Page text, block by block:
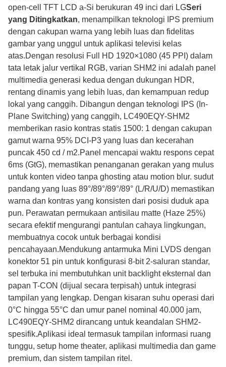
open-cell TFT LCD a-Si berukuran 49 inci dari LGSeri
yang Ditingkatkan, menampilkan teknologi IPS premium
dengan cakupan warna yang lebih luas dan fidelitas
gambar yang unggul untuk aplikasi televisi kelas
atas.Dengan resolusi Full HD 1920×1080 (45 PPI) dalam
tata letak jalur vertikal RGB, varian SHM2 ini adalah panel
multimedia generasi kedua dengan dukungan HDR,
rentang dinamis yang lebih luas, dan kemampuan redup
lokal yang canggih. Dibangun dengan teknologi IPS (In-
Plane Switching) yang canggih, LC490EQY-SHM2
memberikan rasio kontras statis 1500: 1 dengan cakupan
gamut warna 95% DCI-P3 yang luas dan kecerahan
puncak 450 cd / m2.Panel mencapai waktu respons cepat
6ms (GtG), memastikan penanganan gerakan yang mulus
untuk konten video tanpa ghosting atau motion blur. sudut
pandang yang luas 89°/89°/89°/89° (L/R/U/D) memastikan
warna dan kontras yang konsisten dari posisi duduk apa
pun. Perawatan permukaan antisilau matte (Haze 25%)
secara efektif mengurangi pantulan cahaya lingkungan,
membuatnya cocok untuk berbagai kondisi
pencahayaan.Mendukung antarmuka Mini LVDS dengan
konektor 51 pin untuk konfigurasi 8-bit 2-saluran standar,
sel terbuka ini membutuhkan unit backlight eksternal dan
papan T-CON (dijual secara terpisah) untuk integrasi
tampilan yang lengkap. Dengan kisaran suhu operasi dari
0°C hingga 55°C dan umur panel nominal 40.000 jam,
LC490EQY-SHM2 dirancang untuk keandalan SHM2-
spesifik.Aplikasi ideal termasuk tampilan informasi ruang
tunggu, setup home theater, aplikasi multimedia dan game
premium, dan sistem tampilan ritel.